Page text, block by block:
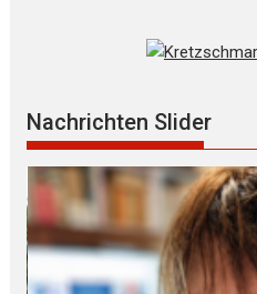
Nachrichten Slider
Mögliche